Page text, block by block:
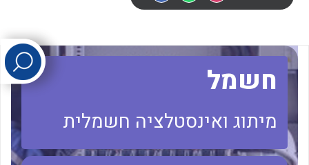
לכל מוצרי היצרן לכל מוצרי היצרן
חשמל
מיתוג ואינסטלציה חשמלית